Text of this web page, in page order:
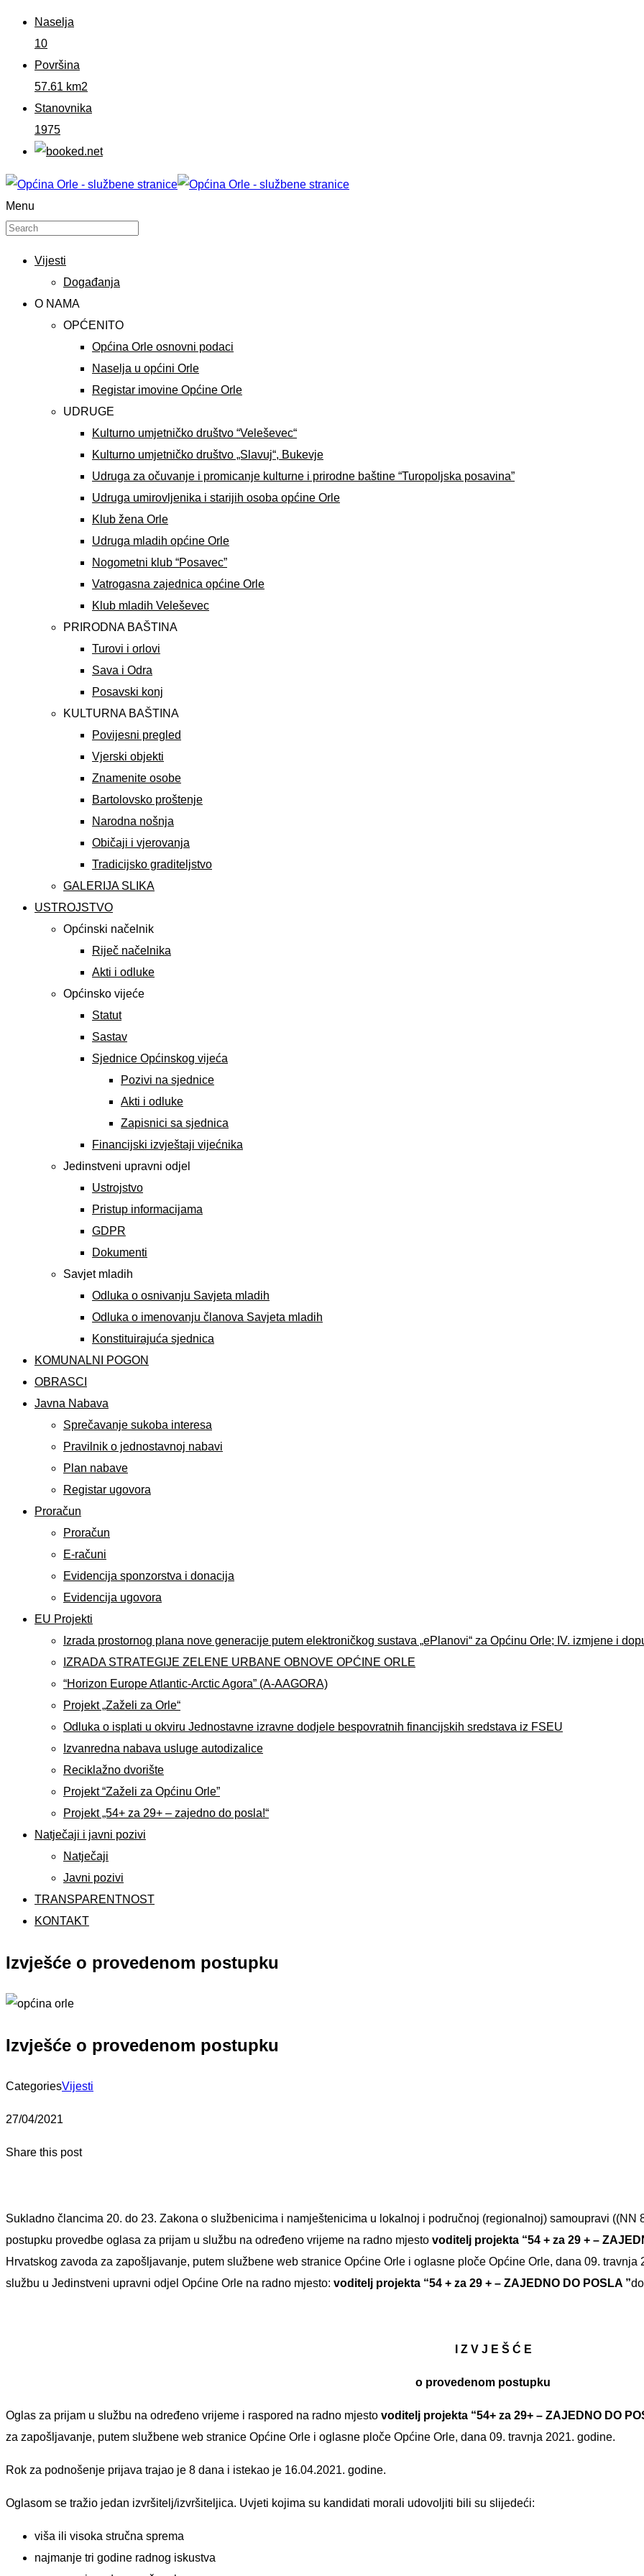
Naselja
10
Površina
57.61 km2
Stanovnika
1975
Menu
Vijesti
Događanja
O NAMA
OPĆENITO
Općina Orle osnovni podaci
Naselja u općini Orle
Registar imovine Općine Orle
UDRUGE
Kulturno umjetničko društvo “Veleševec“
Kulturno umjetničko društvo „Slavuj“, Bukevje
Udruga za očuvanje i promicanje kulturne i prirodne baštine “Turopoljska posavina”
Udruga umirovljenika i starijih osoba općine Orle
Klub žena Orle
Udruga mladih općine Orle
Nogometni klub “Posavec”
Vatrogasna zajednica općine Orle
Klub mladih Veleševec
PRIRODNA BAŠTINA
Turovi i orlovi
Sava i Odra
Posavski konj
KULTURNA BAŠTINA
Povijesni pregled
Vjerski objekti
Znamenite osobe
Bartolovsko proštenje
Narodna nošnja
Običaji i vjerovanja
Tradicijsko graditeljstvo
GALERIJA SLIKA
USTROJSTVO
Općinski načelnik
Riječ načelnika
Akti i odluke
Općinsko vijeće
Statut
Sastav
Sjednice Općinskog vijeća
Pozivi na sjednice
Akti i odluke
Zapisnici sa sjednica
Financijski izvještaji vijećnika
Jedinstveni upravni odjel
Ustrojstvo
Pristup informacijama
GDPR
Dokumenti
Savjet mladih
Odluka o osnivanju Savjeta mladih
Odluka o imenovanju članova Savjeta mladih
Konstituirajuća sjednica
KOMUNALNI POGON
OBRASCI
Javna Nabava
Sprečavanje sukoba interesa
Pravilnik o jednostavnoj nabavi
Plan nabave
Registar ugovora
Proračun
Proračun
E-računi
Evidencija sponzorstva i donacija
Evidencija ugovora
EU Projekti
Izrada prostornog plana nove generacije putem elektroničkog sustava „ePlanovi“ za Općinu Orle; IV. izmjene i
IZRADA STRATEGIJE ZELENE URBANE OBNOVE OPĆINE ORLE
“Horizon Europe Atlantic-Arctic Agora” (A-AAGORA)
Projekt „Zaželi za Orle“
Odluka o isplati u okviru Jednostavne izravne dodjele bespovratnih financijskih sredstava iz FSEU
Izvanredna nabava usluge autodizalice
Reciklažno dvorište
Projekt “Zaželi za Općinu Orle”
Projekt „54+ za 29+ – zajedno do posla!“
Natječaji i javni pozivi
Natječaji
Javni pozivi
TRANSPARENTNOST
KONTAKT
Izvješće o provedenom postupku
Izvješće o provedenom postupku
CategoriesVijesti
27/04/2021
Share this post
Sukladno člancima 20. do 23. Zakona o službenicima i namještenicima u lokalnoj i područnoj (regionalnoj) samoupravi ((NN
postupku provedbe oglasa za prijam u službu na određeno vrijeme na radno mjesto voditelj projekta “54 + za 29 + –
Hrvatskog zavoda za zapošljavanje, putem službene web stranice Općine Orle i oglasne ploče Općine Orle, dana 09.
službu u Jedinstveni upravni odjel Općine Orle na radno mjesto: voditelj projekta “54 + za 29 + – ZAJEDNO DO POSLA ”
I Z V J E Š Ć E
o provedenom postupku
Oglas za prijam u službu na određeno vrijeme i raspored na radno mjesto voditelj projekta “54+ za 29+ – ZAJEDNO DO
za zapošljavanje, putem službene web stranice Općine Orle i oglasne ploče Općine Orle, dana 09. travnja 2021. godine.
Rok za podnošenje prijava trajao je 8 dana i istekao je 16.04.2021. godine.
Oglasom se tražio jedan izvršitelj/izvršiteljica. Uvjeti kojima su kandidati morali udovoljiti bili su slijedeći:
viša ili visoka stručna sprema
najmanje tri godine radnog iskustva